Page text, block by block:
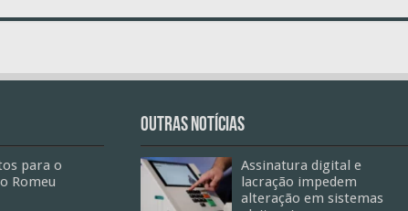
para o
Romeu
Outras Notícias
Assinatura digital e
lacração impedem
alteração em sistemas